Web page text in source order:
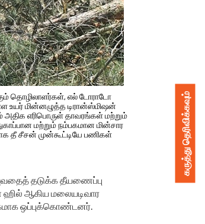
தொழிலாளர்கள், எல் டோராடோ
உயர் மின்னழுத்த டிரான்ஸ்மிஷன்
அதிக எரிபொருள் தாவரங்கள் மற்றும்
மற்றும் நம்பகமான மின்சார
தீ சீசன் முன்கூட்டியே பணிகள்
தடுக்க தீயணைப்பு
ஹில் ஆகிய மலையடிவார
ஒப்புக்கொண்டனர்.
கருத்து தெரிவிக்கவும்